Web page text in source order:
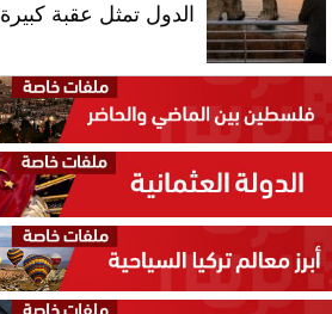
الدول تمثل عقبة كبيرة